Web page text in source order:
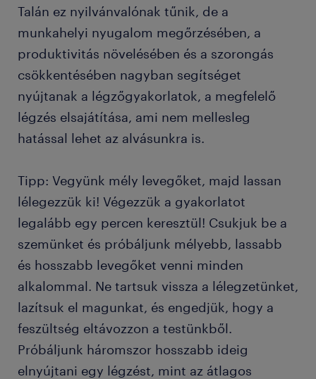
Talán ez nyilvánvalónak tűnik, de a
munkahelyi nyugalom megőrzésében, a
produktivitás növelésében és a szorongás
csökkentésében nagyban segítséget
nyújtanak a légzőgyakorlatok, a megfelelő
légzés elsajátítása, ami nem mellesleg
hatással lehet az alvásunkra is.
Tipp: Vegyünk mély levegőket, majd lassan
lélegezzük ki! Végezzük a gyakorlatot
legalább egy percen keresztül! Csukjuk be a
szemünket és próbáljunk mélyebb, lassabb
és hosszabb levegőket venni minden
alkalommal. Ne tartsuk vissza a lélegzetünket,
lazítsuk el magunkat, és engedjük, hogy a
feszültség eltávozzon a testünkből.
Próbáljunk háromszor hosszabb ideig
elnyújtani egy légzést, mint az átlagos